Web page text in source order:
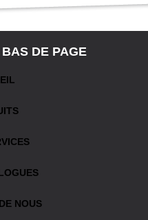
DE PAGE
NOUS